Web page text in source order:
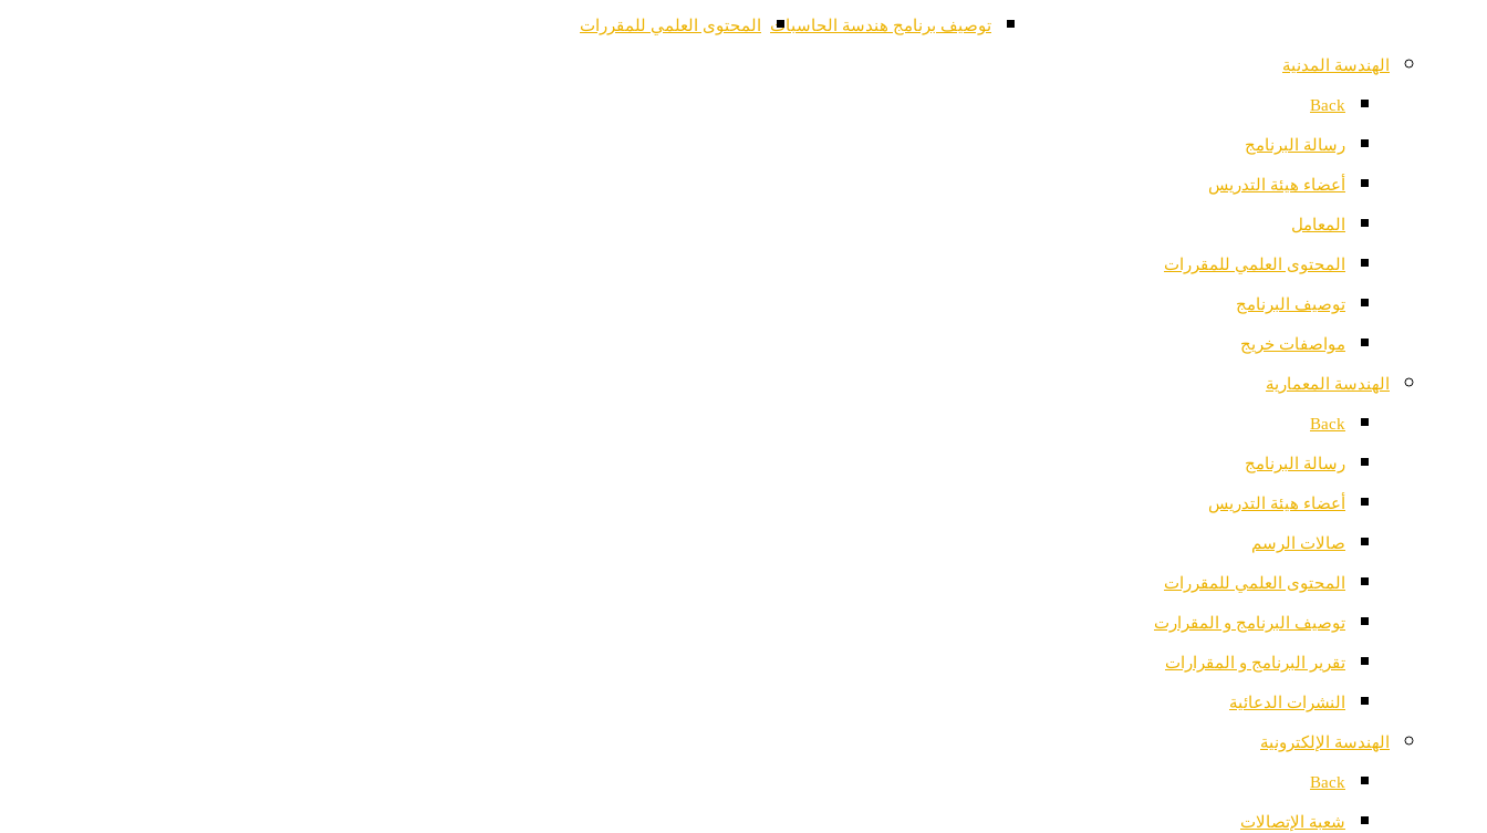
توصيف برنامج هندسة الحاسبات المحتوى العلمي للمقررات
الهندسة المدنية
Back
رسالة البرنامج
أعضاء هيئة التدريس
المعامل
المحتوى العلمي للمقررات
توصيف البرنامج
مواصفات خريج
الهندسة المعمارية
Back
رسالة البرنامج
أعضاء هيئة التدريس
صالات الرسم
المحتوى العلمي للمقررات
توصيف البرنامج و المقرارت
تقرير البرنامج و المقرارات
النشرات الدعائية
الهندسة الإلكترونية
Back
شعبة الإتصالات